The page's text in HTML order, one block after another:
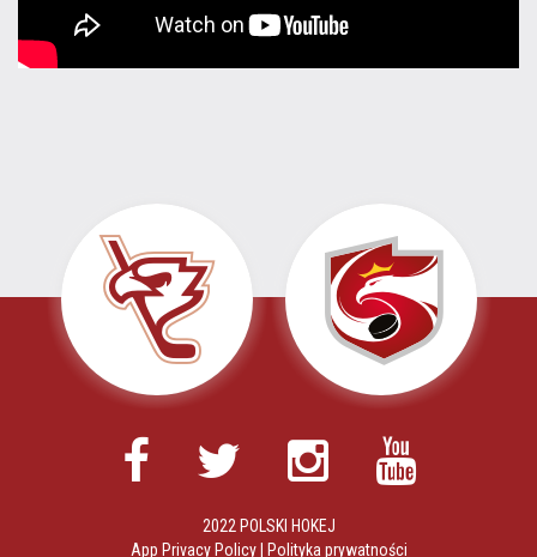
2022 POLSKI HOKEJ
App Privacy Policy| Polityka prywatności